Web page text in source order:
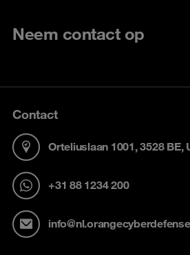
Neem contact op
Contact
Orteliuslaan 1001, 3528
+31 88 1234 200